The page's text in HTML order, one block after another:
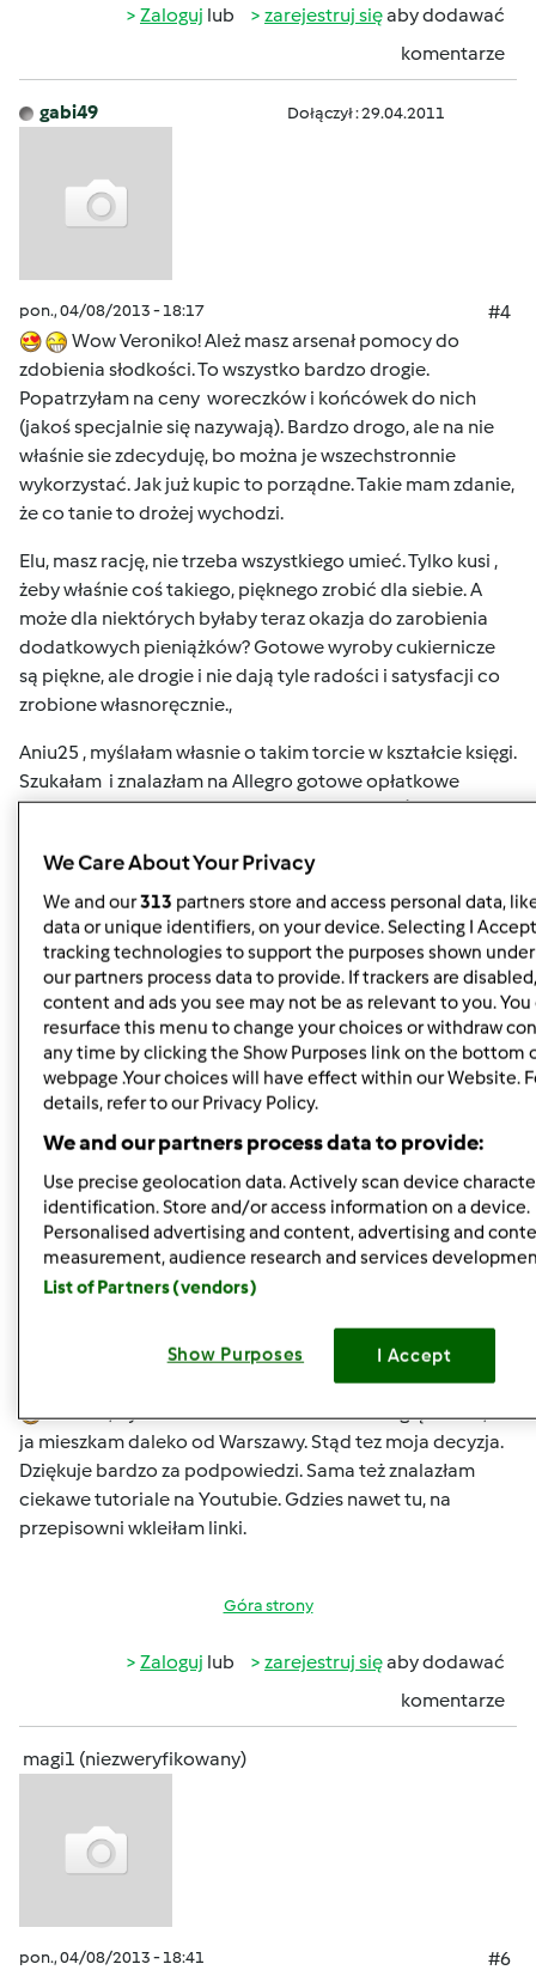
Zaloguj lub zarejestruj sięaby dodawać
komentarze
gabi49 Dołączył : 29.04.2011
pon., 04/08/2013 - 18:17
#4
Wow Veroniko! Ależ masz arsenał pomocy do
zdobienia słodkości. To wszystko bardzo drogie.
Popatrzyłam na ceny woreczków i końcówek do nich
(jakoś specjalnie się nazywają). Bardzo drogo, ale na nie
właśnie sie zdecyduję, bo można je wszechstronnie
wykorzystać. Jak już kupic to porządne. Takie mam zdanie,
że co tanie to drożej wychodzi.
Elu, masz rację, nie trzeba wszystkiego umieć. Tylko kusi ,
żeby właśnie coś takiego, pięknego zrobić dla siebie. A
może dla niektórych byłaby teraz okazja do zarobienia
dodatkowych pieniążków? Gotowe wyroby cukiernicze
są piękne, ale drogie i nie dają tyle radości i satysfacji co
zrobione własnoręcznie.,
Aniu25 , myślałam własnie o takim torcie w kształcie księgi.
Szukałam i znalazłam na Allegro gotowe opłatkowe
dekoracje z modlitwą i motywami I Komunii Św. Wydaje
zrobi mi ciasto biszkoptowe i kremy, a ja to połączę i na
krem położę opłatkową dekorację. Tak juz to sobie
zaplanowałam. Co mi wyjdzie? Zrobię próbę i podzielę się
z Wami komentarzem.
Góra strony
Zalogujlub zarejestruj sięaby dodawać
gabi49 Dołączył : 29.04.2011
#5
Aniu25 , byłam na stronce "tortowni". Pooglądałam , ale
ja mieszkam daleko od Warszawy. Stąd tez moja decyzja.
Dziękuje bardzo za podpowiedzi. Sama też znalazłam
ciekawe tutoriale na Youtubie. Gdzies nawet tu, na
przepisowni wkleiłam linki.
Góra strony
Zaloguj lub zarejestruj sięaby dodawać
komentarze
magi1 (niezweryfikowany)
pon., 04/08/2013 - 18:41 #6
We Care About Your Privacy
We and our313 partners store and access personal data,
data or unique identifiers, on your device. Selecting I
tracking technologies to support the purposes shown
our partners process data to provide. If trackers are
content and ads you see may not be as relevant to you. You
resurface this menu to change your choices or withdraw
any time by clicking the Show Purposes link on the bottom
webpage .Your choices will have effect within our Website.
details, refer to our Privacy Policy.
We and our partners process data to provide:
Use precise geolocation data. Actively scan device
identification. Store and/or access information on a device.
Personalised advertising and content, advertising and
measurement, audience research and services
List of Partners (vendors)
Show Purposes I Accept